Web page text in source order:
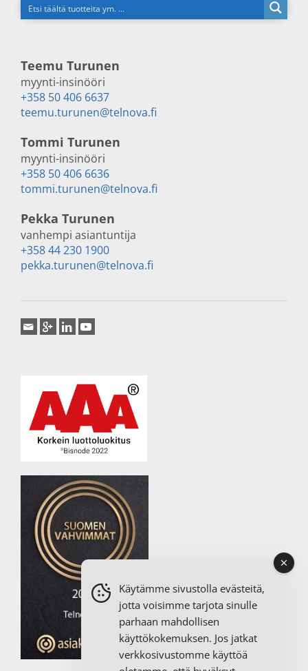
Teemu Turunen
myynti-insinööri
+358 50 406 6637
teemu.turunen@telnova.fi
Tommi Turunen
myynti-insinööri
+358 50 406 6636
tommi.turunen@telnova.fi
Pekka Turunen
vanhempi asiantuntija
+358 44 230 1900
pekka.turunen@telnova.fi
Käytämme sivustolla evästeitä,
jotta voisimme tarjota sinulle
parhaan mahdollisen
käyttökokemuksen. Jos jatkat
verkkosivustomme käyttöä